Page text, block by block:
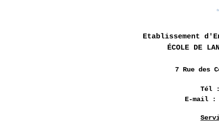
Etablissement
ÉCOLE DE
7 Rue des
Tél
E-mail